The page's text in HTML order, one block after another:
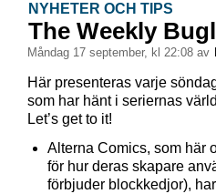
NYHETER OCH TIPS
The Weekly
måndag 17 september, kl 22:08 av
Här presenteras varje
som har hänt i seriernas
Let’s get to it!
Alterna Comics, som här
för hur deras skapare
förbjuder blockkedjor),